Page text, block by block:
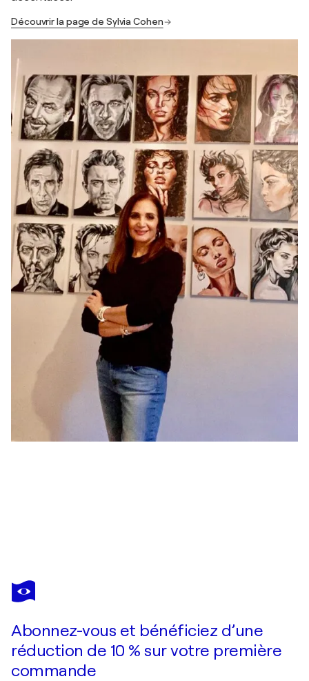
Découvrir la page de Sylvia Cohen
SYLVIA COHEN
Riri
Abonnez-vous et bénéficiez d’une
réduction de 10 % sur votre première
commande